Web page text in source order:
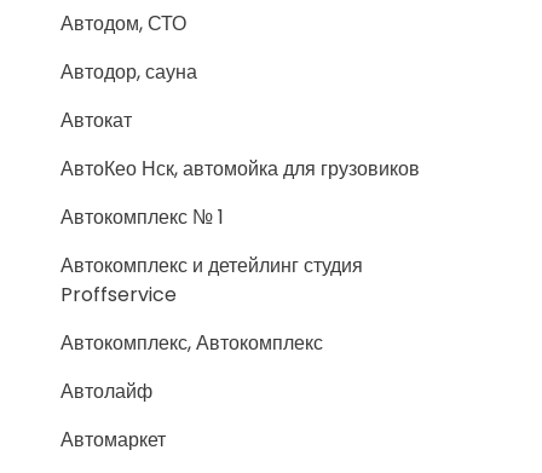
Автодом, СТО
Автодор, сауна
Автокат
АвтоКео Нск, автомойка для грузовиков
Автокомплекс № 1
Автокомплекс и детейлинг студия
Proffservice
Автокомплекс, Автокомплекс
Автолайф
Автомаркет